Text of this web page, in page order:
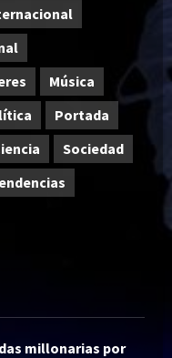
Música
Portada
Sociedad
millonarias por